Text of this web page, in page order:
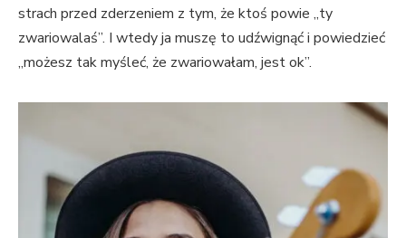
strach przed zderzeniem z tym, że ktoś powie „ty
zwariowalaś”. I wtedy ja muszę to udźwignąć i powiedzieć
„możesz tak myśleć, że zwariowałam, jest ok”.